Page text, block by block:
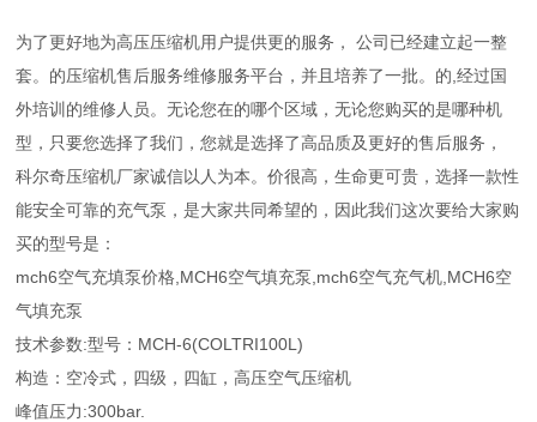
为了更好地为高压压缩机用户提供更的服务， 公司已经建立起一整
套。的压缩机售后服务维修服务平台，并且培养了一批。的,经过国
外培训的维修人员。无论您在的哪个区域，无论您购买的是哪种机
型，只要您选择了我们，您就是选择了高品质及更好的售后服务，
科尔奇压缩机厂家诚信以人为本。价很高，生命更可贵，选择一款性
能安全可靠的充气泵，是大家共同希望的，因此我们这次要给大家购
买的型号是：
mch6空气充填泵价格,MCH6空气填充泵,mch6空气充气机,MCH6空
气填充泵
技术参数:型号：MCH-6(COLTRI100L)
构造：空冷式，四级，四缸，高压空气压缩机
峰值压力:300bar.